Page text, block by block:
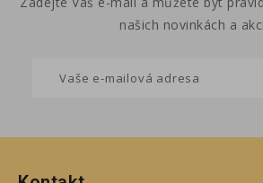
našich novinkách a